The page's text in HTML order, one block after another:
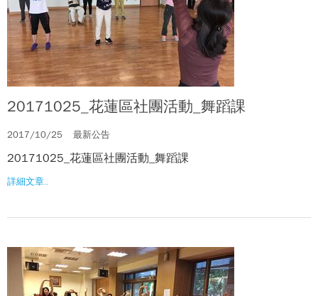
20171025_花蓮區社團活動_舞蹈課
2017/10/25 最新公告
20171025_花蓮區社團活動_舞蹈課
詳細文章..